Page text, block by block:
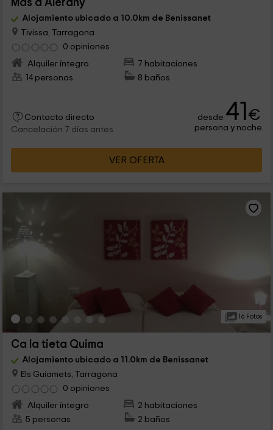
Mas d Alerany
Alojamiento ubicado a 10.0km de Benissanet
Tivissa, Tarragona
0 opiniones
Alquiler íntegro
7 habitaciones
14 personas
8 baños
Contacto directo
Cancelación 7 días antes
desde 41€
persona y noche
VER OFERTA
16 Fotos
Ca la tieta Quima
Alojamiento ubicado a 11.0km de Benissanet
Els Guiamets, Tarragona
0 opiniones
Alquiler íntegro
2 habitaciones
5 personas
2 baños